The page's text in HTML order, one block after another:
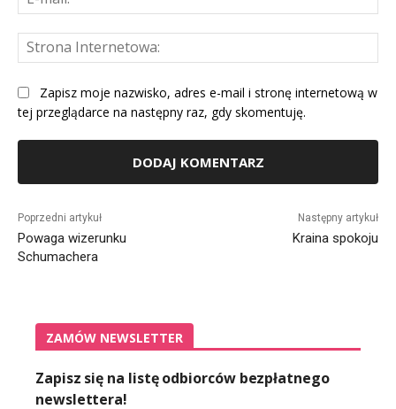
Zapisz moje nazwisko, adres e-mail i stronę internetową w
tej przeglądarce na następny raz, gdy skomentuję.
Poprzedni artykuł
Powaga wizerunku
Schumachera
Następny artykuł
Kraina spokoju
ZAMÓW NEWSLETTER
Zapisz się na listę odbiorców bezpłatnego
newslettera!